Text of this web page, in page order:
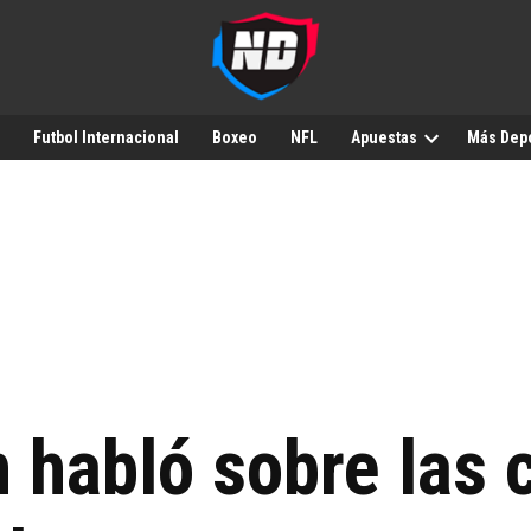
Futbol Internacional Boxeo NFL Apuestas Más
habló sobre las